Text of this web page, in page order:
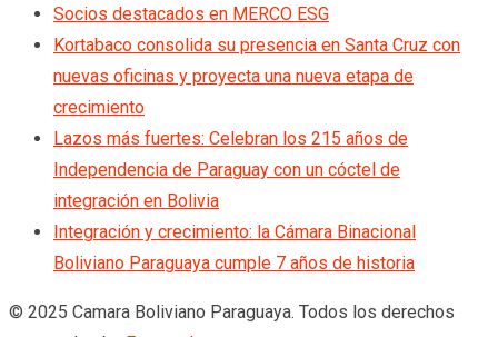
Socios destacados en MERCO ESG
Kortabaco consolida su presencia en Santa Cruz con
nuevas oficinas y proyecta una nueva etapa de
crecimiento
Lazos más fuertes: Celebran los 215 años de
Independencia de Paraguay con un cóctel de
integración en Bolivia
Integración y crecimiento: la Cámara Binacional
Boliviano Paraguaya cumple 7 años de historia
© 2025 Camara Boliviano Paraguaya. Todos los derechos